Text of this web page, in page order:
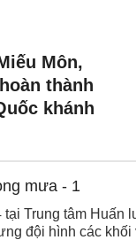
Môn,
thành
khánh
Trung tâm Huấn
đội hình các